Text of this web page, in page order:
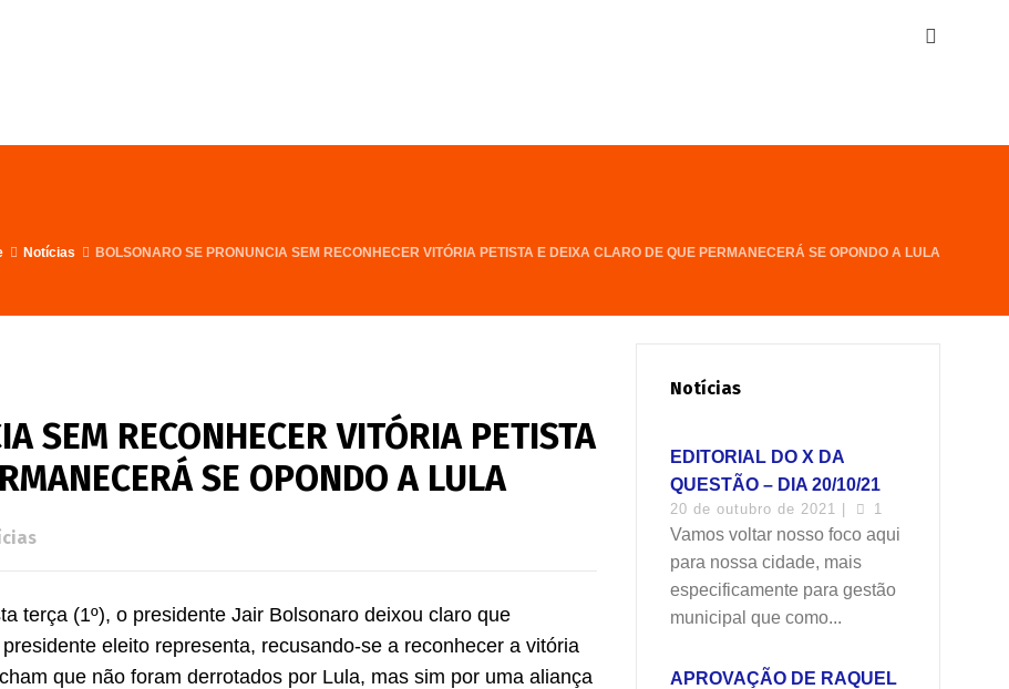
Notícias BOLSONARO SE PRONUNCIA SEM RECONHECER VITÓRIA PETISTA E DEIXA CLARO DE QUE PERMANECERÁ SE OPONDO A LULA
SEM RECONHECER VITÓRIA PETISTA
SE OPONDO A LULA
terça (1º), o presidente Jair Bolsonaro deixou claro que
eleito representa, recusando-se a reconhecer a vitória
que não foram derrotados por Lula, mas sim por uma aliança
Notícias
EDITORIAL DO X DA
QUESTÃO – DIA 20/10/21
20 de outubro de 2021 | 1
Vamos voltar nosso foco aqui
para nossa cidade, mais
especificamente para gestão
municipal que como...
APROVAÇÃO DE RAQUEL